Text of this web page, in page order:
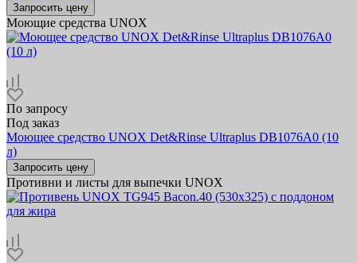
Запросить цену
Моющие средства UNOX
По запросу
Под заказ
Моющее средство UNOX Det&Rinse Ultraplus DB1076A0 (10
л)
Запросить цену
Противни и листы для выпечки UNOX